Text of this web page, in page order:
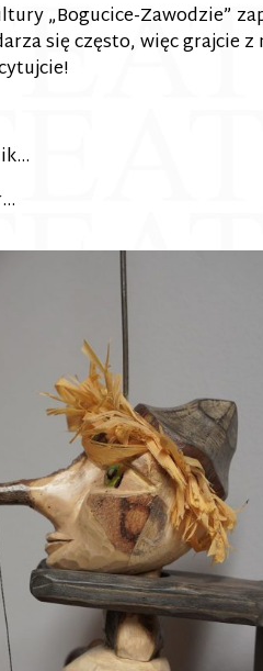
„Bogucice-Zawodzie”
się często, więc grajcie z